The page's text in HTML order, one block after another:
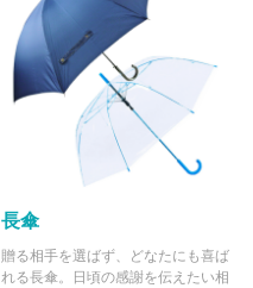
長傘
贈る相手を選ばず、どなたにも喜ば
れる長傘。日頃の感謝を伝えたい相